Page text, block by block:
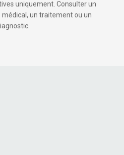
uniquement. Consulter un
un traitement ou un